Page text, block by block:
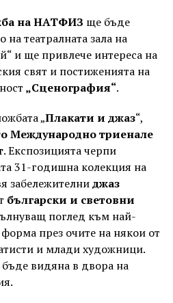
на НАТФИЗ ще бъде
театралната зала на
и ще привлече интереса на
свят и постиженията на
„Сценография“.
„Плакати и джаз“,
Международно триенале
. Експозицията черпи
31-годишна колекция на
забележителниджаз
български и световни
поглед към най-
през очите на някои от
и млади художници.
видяна в двора на